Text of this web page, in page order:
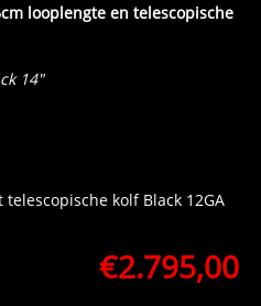
looplengte en telescopische
14"
kolf Black 12GA
€2.795,00